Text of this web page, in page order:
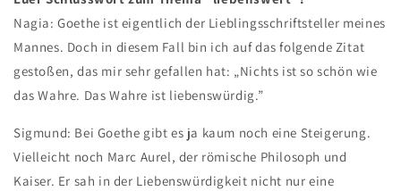
Nagia: Goethe ist eigentlich der Lieblingsschriftsteller meines
Mannes. Doch in diesem Fall bin ich auf das folgende Zitat
gestoßen, das mir sehr gefallen hat: „Nichts ist so schön wie
das Wahre. Das Wahre ist liebenswürdig.”
Sigmund: Bei Goethe gibt es ja kaum noch eine Steigerung.
Vielleicht noch Marc Aurel, der römische Philosoph und
Kaiser. Er sah in der Liebenswürdigkeit nicht nur eine